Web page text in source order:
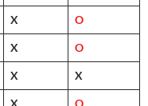
X O
X O
X X